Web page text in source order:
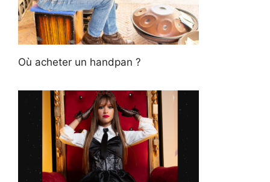
Où acheter un handpan ?